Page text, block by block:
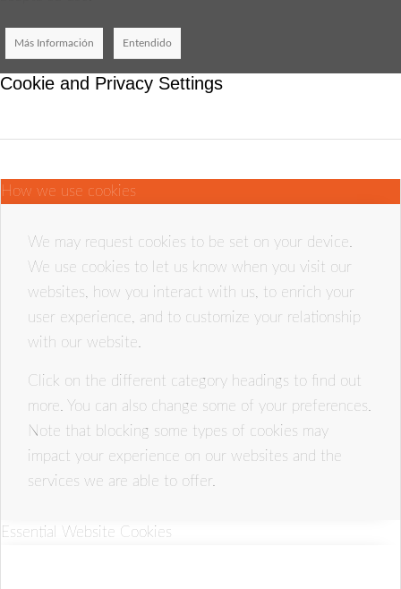
Más Información Entendido
Cookie and Privacy Settings
How we use cookies
We may request cookies to be set on your device.
We use cookies to let us know when you visit our
websites, how you interact with us, to enrich your
user experience, and to customize your relationship
with our website.
Click on the different category headings to find out
more. You can also change some of your preferences.
Note that blocking some types of cookies may
impact your experience on our websites and the
services we are able to offer.
Essential Website Cookies